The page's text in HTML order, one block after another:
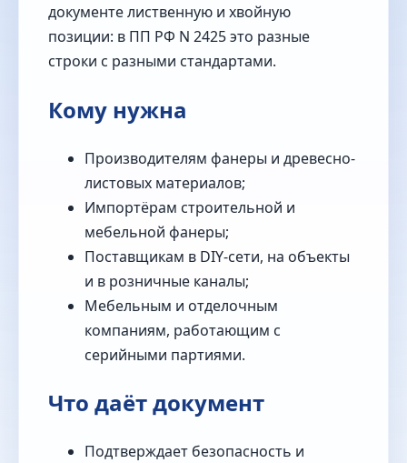
документе лиственную и хвойную
позиции: в ПП РФ N 2425 это разные
строки с разными стандартами.
Кому нужна
Производителям фанеры и древесно-
листовых материалов;
Импортёрам строительной и
мебельной фанеры;
Поставщикам в DIY-сети, на объекты
и в розничные каналы;
Мебельным и отделочным
компаниям, работающим с
серийными партиями.
Что даёт документ
Подтверждает безопасность и